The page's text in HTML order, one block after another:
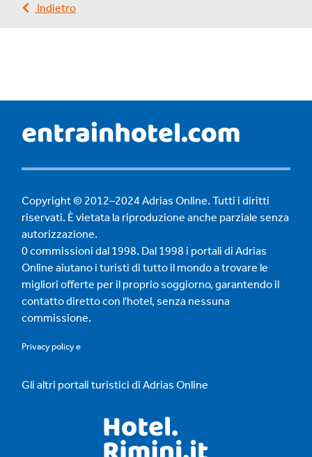
Indietro
Copyright © 2012–2024 Adrias Online. Tutti i diritti
riservati. È vietata la riproduzione anche parziale senza
autorizzazione.
0 commissioni dal 1998. Dal 1998 i portali di Adrias
Online aiutano i turisti di tutto il mondo a trovare le
migliori offerte per il proprio soggiorno, garantendo il
contatto diretto con l'hotel, senza nessuna
commissione.
Privacy policye
Gli altri portali turistici di Adrias Online